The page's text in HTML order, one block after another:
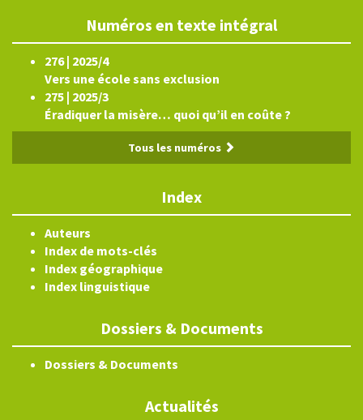
Numéros en texte intégral
276 | 2025/4
Vers une école sans exclusion
275 | 2025/3
Éradiquer la misère… quoi qu’il en coûte ?
Tous les numéros
Index
Auteurs
Index de mots-clés
Index géographique
Index linguistique
Dossiers & Documents
Dossiers & Documents
Actualités